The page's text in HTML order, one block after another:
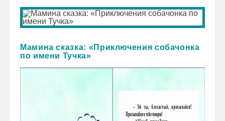
Мамина сказка: «Приключения собачонка
по имени Тучка»